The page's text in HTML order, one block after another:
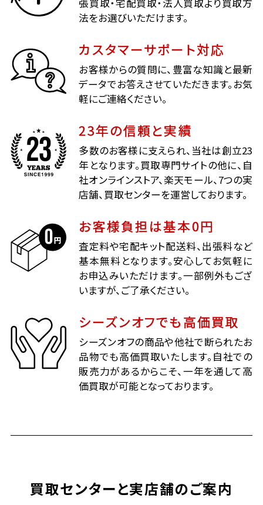
張買取・宅配買取・法人買取より買取方
法をお選びいただけます。
カスタマーサポート対応
お客様からの質問に、豊富な知識と最新
データでお答えさせていただきます。お気
軽にご連絡ください。
23年の信頼と実績
多数のお客様に支えられ、当社は創立23
年となります。買取専門サイトの他に、自
社オンラインストア、楽天モール、7つの実
店舗、買取センターを運営しております。
お客様負担は基本0円
査定料や宅配キット配送料、出張料など
基本無料となります。安心してお気軽に
お申込みいただけます。一部例外もござ
いますが、ご了承ください。
シーズンオフでも高価買取
シーズンオフの商品や他社で断られたお
品物でも高価買取いたします。自社での
販売力があるからこそ、一年を通して高
価買取が可能となっております。
買取センターと実店舗のご案内